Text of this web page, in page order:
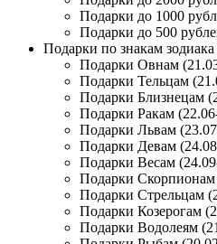
Подарки до 1000
Подарки до 500
Подарки по знакам зодиака
Подарки Овнам
Подарки Тельцам
Подарки Близнецам
Подарки Ракам
Подарки Львам
Подарки Девам
Подарки Весам
Подарки Скорпионам
Подарки Стрельцам
Подарки Козерогам
Подарки Водолеям